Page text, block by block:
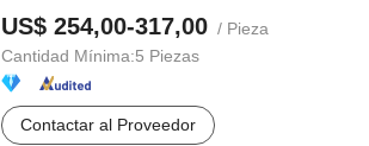
US$ 254,00-317,00 / Pieza
Cantidad Mínima:5 Piezas
Contactar al Proveedor